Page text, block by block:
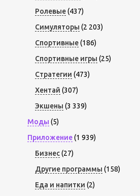
Ролевые(437)
Симуляторы (2 203)
Спортивные(186)
Спортивные игры (25)
Стратегии (473)
Хентай (307)
Экшены (3 339)
Моды (5)
Приложение(1 939)
Бизнес(27)
Другие программы (158)
Еда и напитки (2)